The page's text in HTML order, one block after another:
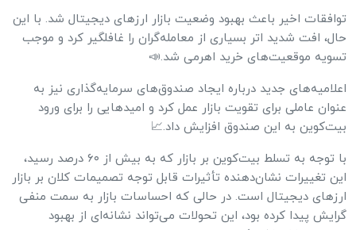
توافقات اخیر باعث بهبود وضعیت بازار ارزهای دیجیتال شد. با این
حال، افت شدید اتر بسیاری از معامله‌گران را غافلگیر کرد و موجب
تسویه موقعیت‌های خرید اهرمی شد.📣
اعلامیه‌های جدید درباره ایجاد صندوق‌های سرمایه‌گذاری نیز به
عنوان عاملی برای تقویت بازار عمل کرد و امیدهایی را برای ورود
بیت‌کوین به این صندوق افزایش داد.📈
با توجه به تسلط بیت‌کوین بر بازار که به بیش از ۶۰ درصد رسید،
این تغییرات نشان‌دهنده تأثیرات قابل توجه تصمیمات کلان بر بازار
ارزهای دیجیتال است. در حالی که احساسات بازار به سمت منفی
گرایش پیدا کرده بود، این تحولات می‌تواند نشانه‌ای از بهبود